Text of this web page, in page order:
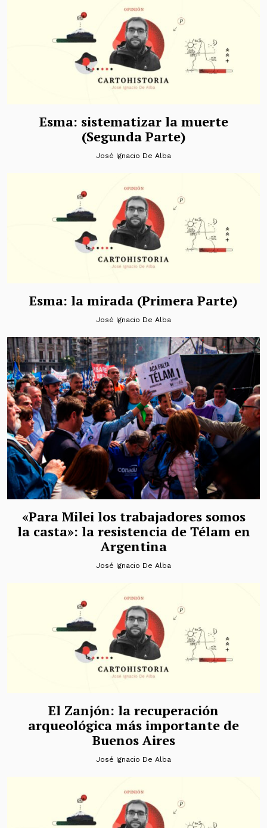
Esma: sistematizar la muerte
(Segunda Parte)
José Ignacio De Alba
Esma: la mirada (Primera Parte)
José Ignacio De Alba
«Para Milei los trabajadores somos
la casta»: la resistencia de Télam en
Argentina
José Ignacio De Alba
El Zanjón: la recuperación
arqueológica más importante de
Buenos Aires
José Ignacio De Alba